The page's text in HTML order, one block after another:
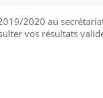
2020 au
vos résultats